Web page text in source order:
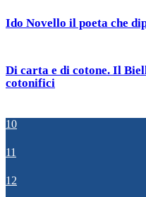
Ido Novello il poeta che
Di carta e di cotone. Il
cotonifici
10
11
12